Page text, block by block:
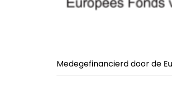
Medegefinancierd door de